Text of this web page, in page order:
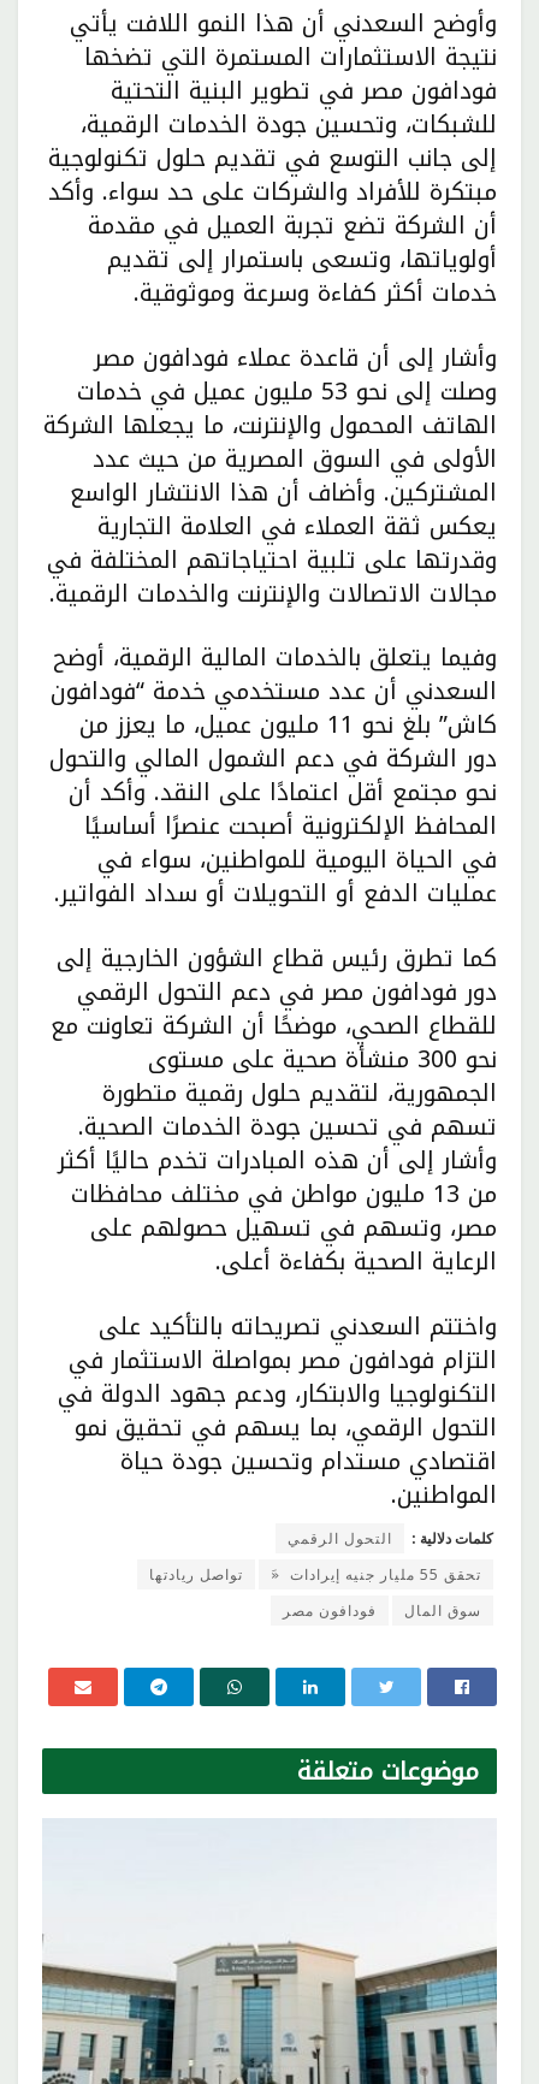
وأوضح السعدني أن هذا النمو اللافت يأتي
نتيجة الاستثمارات المستمرة التي تضخها
فودافون مصر في تطوير البنية التحتية
للشبكات، وتحسين جودة الخدمات الرقمية،
إلى جانب التوسع في تقديم حلول تكنولوجية
مبتكرة للأفراد والشركات على حد سواء. وأكد
أن الشركة تضع تجربة العميل في مقدمة
أولوياتها، وتسعى باستمرار إلى تقديم
خدمات أكثر كفاءة وسرعة وموثوقية.
وأشار إلى أن قاعدة عملاء فودافون مصر
وصلت إلى نحو 53 مليون عميل في خدمات
الهاتف المحمول والإنترنت، ما يجعلها الشركة
الأولى في السوق المصرية من حيث عدد
المشتركين. وأضاف أن هذا الانتشار الواسع
يعكس ثقة العملاء في العلامة التجارية
وقدرتها على تلبية احتياجاتهم المختلفة في
مجالات الاتصالات والإنترنت والخدمات الرقمية.
وفيما يتعلق بالخدمات المالية الرقمية، أوضح
السعدني أن عدد مستخدمي خدمة “فودافون
كاش” بلغ نحو 11 مليون عميل، ما يعزز من
دور الشركة في دعم الشمول المالي والتحول
نحو مجتمع أقل اعتمادًا على النقد. وأكد أن
المحافظ الإلكترونية أصبحت عنصرًا أساسيًا
في الحياة اليومية للمواطنين، سواء في
عمليات الدفع أو التحويلات أو سداد الفواتير.
كما تطرق رئيس قطاع الشؤون الخارجية إلى
دور فودافون مصر في دعم التحول الرقمي
للقطاع الصحي، موضحًا أن الشركة تعاونت مع
نحو 300 منشأة صحية على مستوى
الجمهورية، لتقديم حلول رقمية متطورة
تسهم في تحسين جودة الخدمات الصحية.
وأشار إلى أن هذه المبادرات تخدم حاليًا أكثر
من 13 مليون مواطن في مختلف محافظات
مصر، وتسهم في تسهيل حصولهم على
الرعاية الصحية بكفاءة أعلى.
واختتم السعدني تصريحاته بالتأكيد على
التزام فودافون مصر بمواصلة الاستثمار في
التكنولوجيا والابتكار، ودعم جهود الدولة في
التحول الرقمي، بما يسهم في تحقيق نمو
اقتصادي مستدام وتحسين جودة حياة
المواطنين.
كلمات دلالية :
التحول الرقمي
تحقق 55 مليار جنيه إيرادات «َ
تواصل ريادتها
سوق المال
فودافون مصر
موضوعات متعلقة